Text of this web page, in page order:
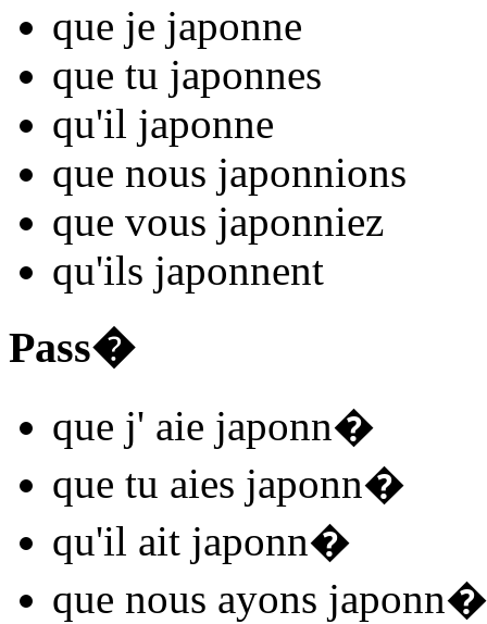
que je japonne
que tu japonnes
qu'il japonne
que nous japonnions
que vous japonniez
qu'ils japonnent
Pass�
que j' aie japonn�
que tu aies japonn�
qu'il ait japonn�
que nous ayons japonn�